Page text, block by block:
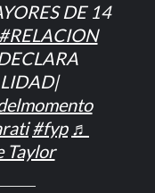
DE 14
#RELACION
#fyp ♬
Taylor